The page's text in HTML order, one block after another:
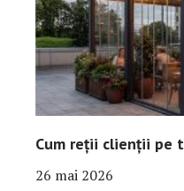
Cum reții clienții pe
26 mai 2026